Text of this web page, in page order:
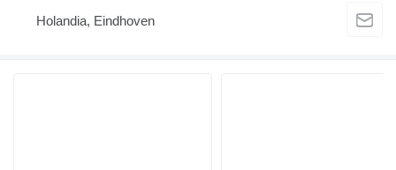
Holandia, Eindhoven